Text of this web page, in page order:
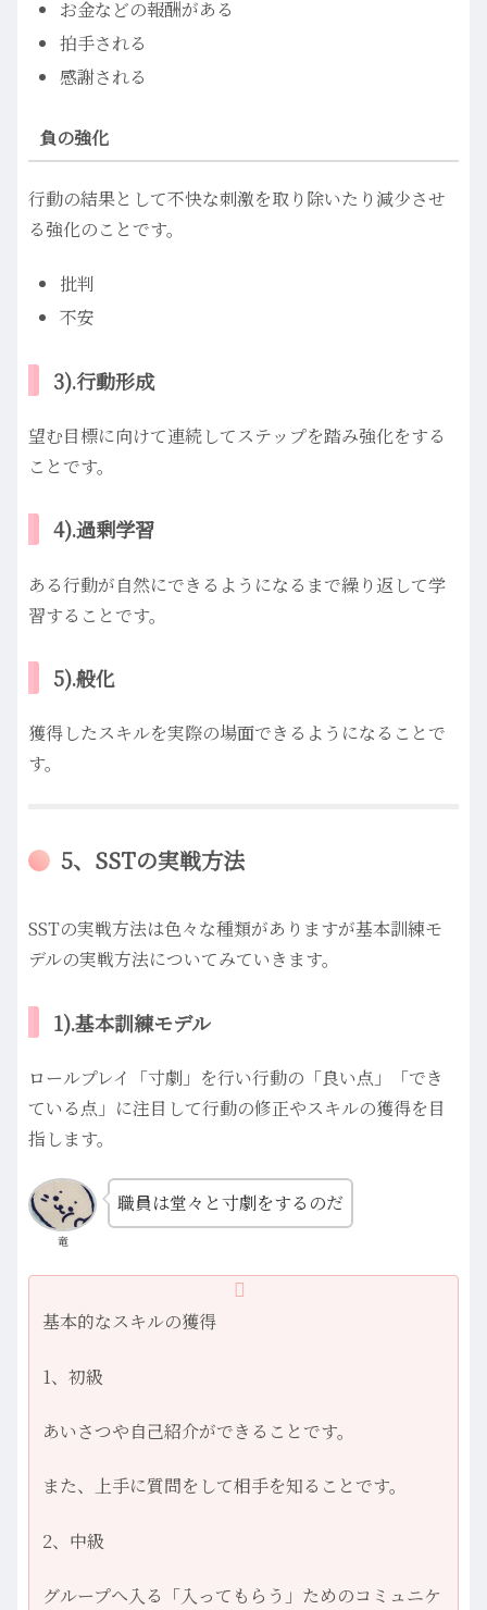
お金などの報酬がある
拍手される
感謝される
負の強化
行動の結果として不快な刺激を取り除いたり減少させ
る強化のことです。
批判
不安
3).行動形成
望む目標に向けて連続してステップを踏み強化をする
ことです。
4).過剰学習
ある行動が自然にできるようになるまで繰り返して学
習することです。
5).般化
獲得したスキルを実際の場面できるようになることで
す。
5、SSTの実戦方法
SSTの実戦方法は色々な種類がありますが基本訓練モ
デルの実戦方法についてみていきます。
1).基本訓練モデル
ロールプレイ「寸劇」を行い行動の「良い点」「でき
ている点」に注目して行動の修正やスキルの獲得を目
指します。
竜
職員は堂々と寸劇をするのだ
基本的なスキルの獲得
1、初級
あいさつや自己紹介ができることです。
また、上手に質問をして相手を知ることです。
2、中級
グループへ入る「入ってもらう」ためのコミュニケ